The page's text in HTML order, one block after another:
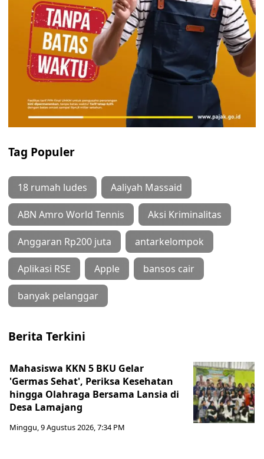
Tag Populer
18 rumah ludes Aaliyah Massaid
ABN Amro World Tennis Aksi Kriminalitas
Anggaran Rp200 juta antarkelompok
Aplikasi RSE Apple bansos cair
banyak pelanggar
Berita Terkini
Mahasiswa KKN 5 BKU Gelar
'Germas Sehat', Periksa Kesehatan
hingga Olahraga Bersama Lansia di
Desa Lamajang
Minggu, 9 Agustus 2026, 7:34 PM